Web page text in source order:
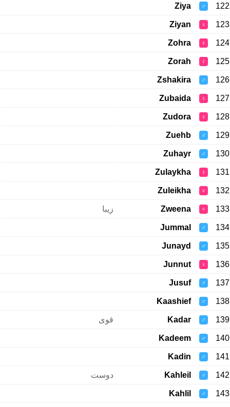
122
♂
Ziya
123
♀
Ziyan
124
♀
Zohra
125
♀
Zorah
126
♂
Zshakira
127
♀
Zubaida
128
♀
Zudora
129
♂
Zuehb
130
♂
Zuhayr
131
♀
Zulaykha
132
♀
Zuleikha
133
♀
Zweena زیبا
134
♂
Jummal
135
♂
Junayd
136
♀
Junnut
137
♂
Jusuf
138
♂
Kaashief
139
♂
Kadar قوی
140
♂
Kadeem
141
♂
Kadin
142
♂
Kahleil دوست
143
♂
Kahlil